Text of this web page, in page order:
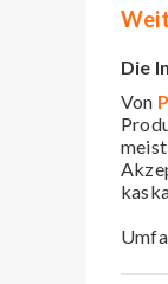
Die
Von